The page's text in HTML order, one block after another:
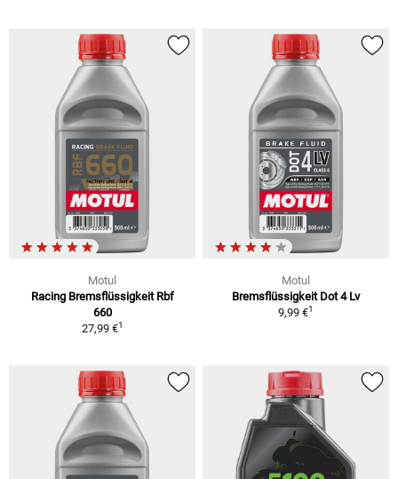
Motul
Racing Bremsflüssigkeit Rbf
660
27,99 €1
Motul
Bremsflüssigkeit Dot 4 Lv
9,99 €1